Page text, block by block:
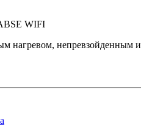
WIFI
нагревом,